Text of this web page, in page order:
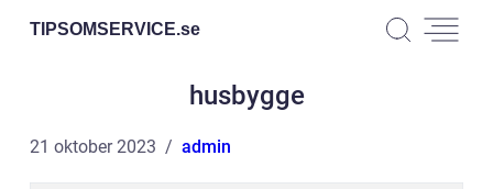
TIPSOMSERVICE.se
husbygge
21 oktober 2023 admin